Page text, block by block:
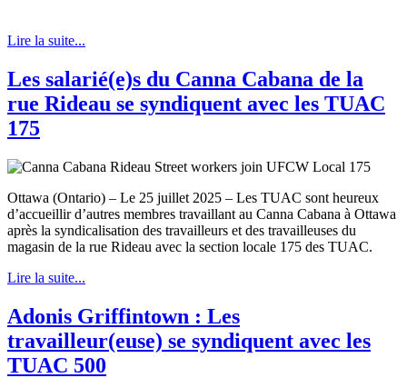
Lire la suite...
Les salarié(e)s du Canna Cabana de la
rue Rideau se syndiquent avec les TUAC
175
Ottawa (Ontario) – Le 25 juillet 2025 – Les TUAC sont heureux
d’accueillir d’autres membres travaillant au Canna Cabana à Ottawa
après la syndicalisation des travailleurs et des travailleuses du
magasin de la rue Rideau avec la section locale 175 des TUAC.
Lire la suite...
Adonis Griffintown : Les
travailleur(euse) se syndiquent avec les
TUAC 500